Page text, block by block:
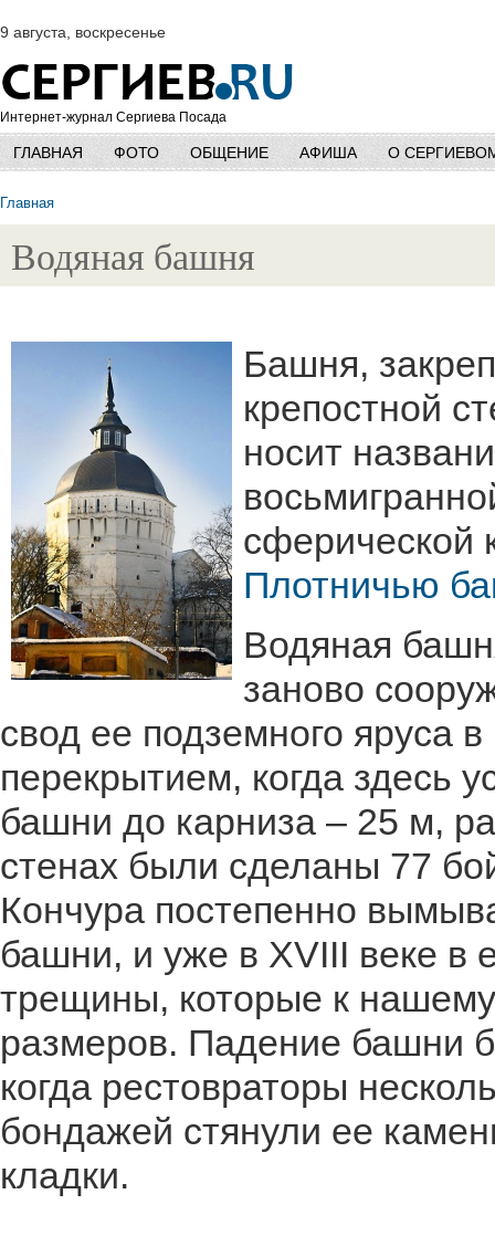
9 августа, воскресенье
Интернет-журнал Сергиева Посада
ГЛАВНАЯ ФОТО ОБЩЕНИЕ АФИША О
Главная
Водяная башня
Башня,
крепостной
носит
сферической
Плотничью
Водяная
заново
свод ее подземного яруса
перекрытием, когда здесь
башни до карниза – 25 м,
стенах были сделаны 77
Кончура постепенно
башни, и уже в XVIII веке в
трещины, которые к
размеров. Падение башни
когда рестовраторы
бондажей стянули ее
кладки.